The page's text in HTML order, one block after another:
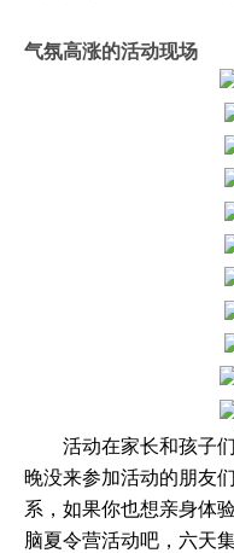
气氛高涨的活动现场
活动在家长和孩子们
晚没来参加活动的朋友
系，如果你也想亲身体
脑夏令营活动吧，六天